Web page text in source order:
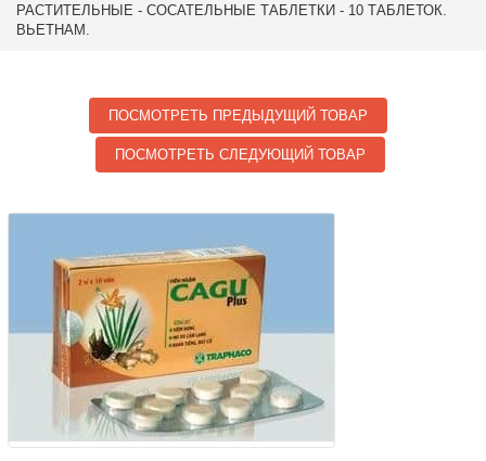
РАСТИТЕЛЬНЫЕ - СОСАТЕЛЬНЫЕ ТАБЛЕТКИ - 10 ТАБЛЕТОК.
ВЬЕТНАМ.
ПОСМОТРЕТЬ ПРЕДЫДУЩИЙ ТОВАР
ПОСМОТРЕТЬ СЛЕДУЮЩИЙ ТОВАР